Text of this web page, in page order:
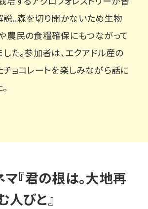
説。森を切り開かないため生物
農民の食糧確保にもつながって
た。参加者は、エクアドル産の
チョコレートを楽しみながら話に
『君の根は。大地再
人びと』